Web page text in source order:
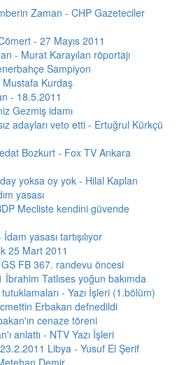
Zaman - CHP Gazeteciler
- 27 Mayıs 2011
- Murat Karayılan röportajı
Sampiyon
Mustafa Kurdaş
- 18.5.2011
Gezmiş idamı
adayları veto etti - Ertuğrul Kürkçü
Bozkurt - Fox TV Ankara
yoksa oy yok - Hilal Kaplan
yasası
Mecliste kendini güvende
yasası tartışılıyor
25 Mart 2011
FB 367. randevu öncesi
İbrahim Tatlıses yoğun bakımda
- Yazı İşleri (1.bölüm)
Erbakan defnedildi
cenaze töreni
anlattı - NTV Yazı İşleri
Libya - Yusuf El Şerif
Demir